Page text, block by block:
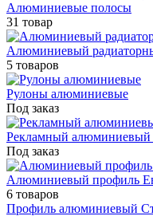
Алюминиевые полосы
31 товар
Алюминиевый
5 товаров
Рулоны алюминиевые
Под заказ
Рекламный алюминиевый
Под заказ
Алюминиевый профиль
6 товаров
Профиль алюминиевый